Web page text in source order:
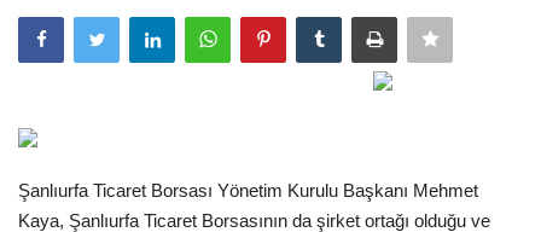
Eğitim
Gündem
Tekno Bilim
Şanlıurfa Ticaret Borsası Yönetim Kurulu Başkanı Mehmet
Kaya, Şanlıurfa Ticaret Borsasının da şirket ortağı olduğu ve